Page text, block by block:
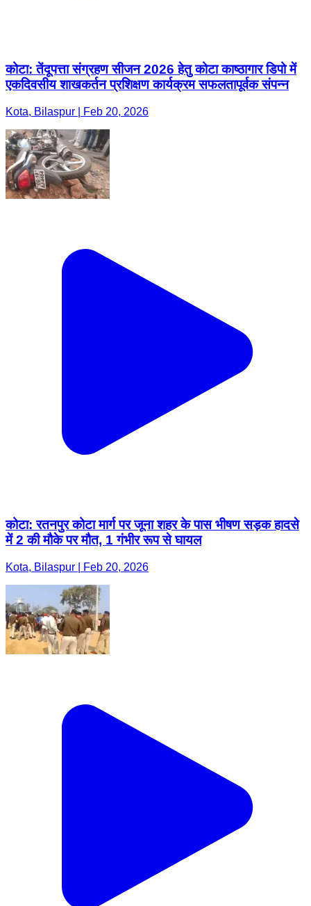
कोटा: तेंदूपत्ता संग्रहण सीजन 2026 हेतु कोटा काष्ठागार डिपो में
एकदिवसीय शाखकर्तन प्रशिक्षण कार्यक्रम सफलतापूर्वक संपन्न
Kota, Bilaspur | Feb 20, 2026
कोटा: रतनपुर कोटा मार्ग पर जूना शहर के पास भीषण सड़क हादसे
में 2 की मौके पर मौत, 1 गंभीर रूप से घायल
Kota, Bilaspur | Feb 20, 2026